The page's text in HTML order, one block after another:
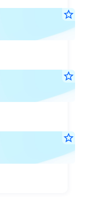
star_border
star_border
star_border